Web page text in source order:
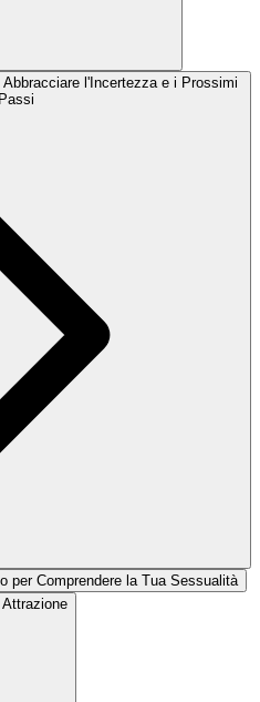
l'Incertezza e i Prossimi
Passi
per Comprendere la Tua Sessualità